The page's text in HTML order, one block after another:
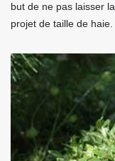
but de ne pas laisser
projet de taille de haie.